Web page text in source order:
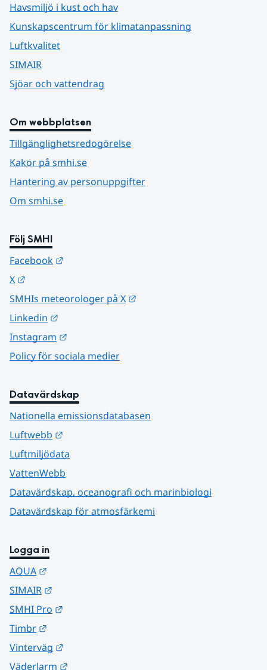
Havsmiljö i kust och hav
Kunskapscentrum för klimatanpassning
Luftkvalitet
SIMAIR
Sjöar och vattendrag
Om webbplatsen
Tillgänglighetsredogörelse
Kakor på smhi.se
Hantering av personuppgifter
Om smhi.se
Följ SMHI
Facebook
X
SMHIs meteorologer på X
Linkedin
Instagram
Policy för sociala medier
Datavärdskap
Nationella emissionsdatabasen
Luftwebb
Luftmiljödata
VattenWebb
Datavärdskap, oceanografi och marinbiologi
Datavärdskap för atmosfärkemi
Logga in
AQUA
SIMAIR
SMHI Pro
Timbr
Vinterväg
Väderlarm